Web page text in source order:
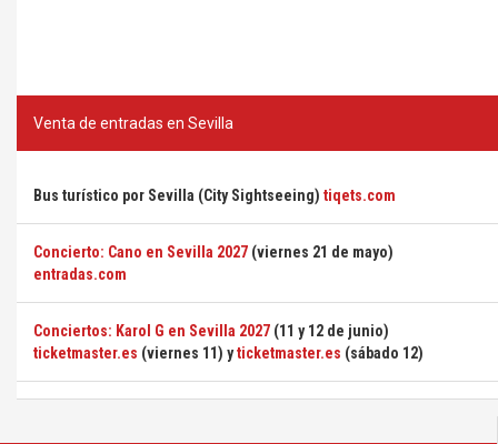
Venta de entradas en Sevilla
Bus turístico por Sevilla (City Sightseeing) tiqets.com
Concierto: Cano en Sevilla 2027 (viernes 21 de mayo)
entradas.com
Conciertos: Karol G en Sevilla 2027 (11 y 12 de junio)
ticketmaster.es (viernes 11) yticketmaster.es (sábado 12)